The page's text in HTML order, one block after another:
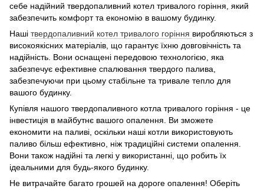
себе надійний твердопаливний котел тривалого горіння, який
забезпечить комфорт та економію в вашому будинку.
Наші твердопаливний котел тривалого горіння виробляються з
високоякісних матеріалів, що гарантує їхню довговічність та
надійність. Вони оснащені передовою технологією, яка
забезпечує ефективне спалювання твердого палива,
забезпечуючи при цьому стабільне та тривале тепло для
вашого будинку.
Купівля нашого твердопаливного котла тривалого горіння - це
інвестиція в майбутнє вашого опалення. Ви зможете
економити на паливі, оскільки наші котли використовують
паливо більш ефективно, ніж традиційні системи опалення.
Вони також надійні та легкі у використанні, що робить їх
ідеальними для будь-якого будинку.
Не витрачайте багато грошей на дороге опалення! Оберіть